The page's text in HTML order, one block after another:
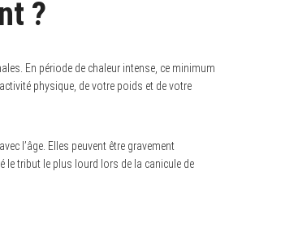
?
En période de chaleur intense, ce minimum
physique, de votre poids et de votre
l’âge. Elles peuvent être gravement
le tribut le plus lourd lors de la canicule de